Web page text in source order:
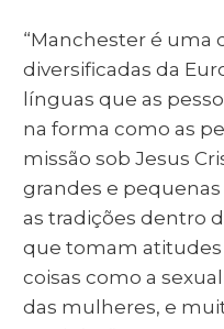
“Manchester é uma
diversificadas da
línguas que as
na forma como as
missão sob Jesus
grandes e
as tradições dentro
que tomam
coisas como a
das mulheres, e